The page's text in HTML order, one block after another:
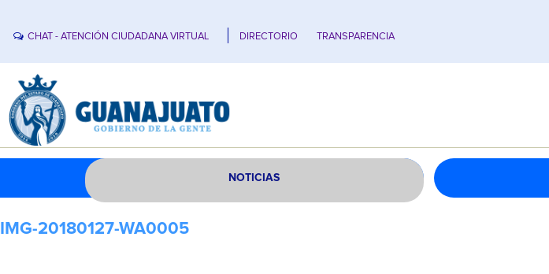
CHAT - ATENCIÓN CIUDADANA VIRTUAL DIRECTORIO TRANSPARENCIA
NOTICIAS
IMG-20180127-WA0005